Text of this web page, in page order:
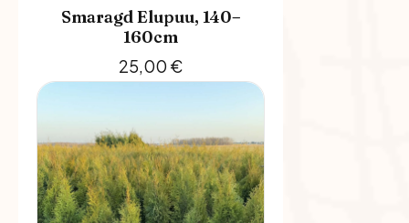
Smaragd Elupuu, 140–
160cm
25,00 €